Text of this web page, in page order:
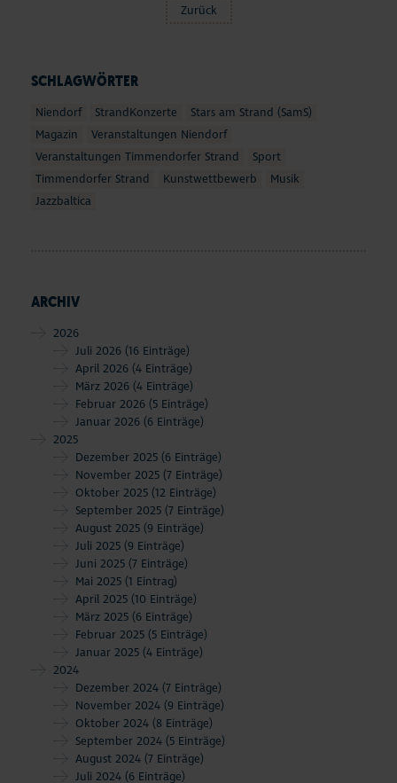
SCHLAGWÖRTER
Niendorf StrandKonzerte
Stars am Strand (SamS)
Magazin
Veranstaltungen Niendorf
Veranstaltungen Timmendorfer Strand
Sport
Timmendorfer Strand
Kunstwettbewerb
Musik
Jazzbaltica
ARCHIV
2026
Juli 2026 (16 Einträge)
April 2026 (4 Einträge)
März 2026 (4 Einträge)
Februar 2026 (5 Einträge)
Januar 2026 (6 Einträge)
2025
Dezember 2025 (6 Einträge)
November 2025 (7 Einträge)
Oktober 2025 (12 Einträge)
September 2025 (7 Einträge)
August 2025 (9 Einträge)
Juli 2025 (9 Einträge)
Juni 2025 (7 Einträge)
Mai 2025 (1 Eintrag)
April 2025 (10 Einträge)
März 2025 (6 Einträge)
Februar 2025 (5 Einträge)
Januar 2025 (4 Einträge)
2024
Dezember 2024 (7 Einträge)
November 2024 (9 Einträge)
Oktober 2024 (8 Einträge)
September 2024 (5 Einträge)
August 2024 (7 Einträge)
Juli 2024 (6 Einträge)
Zurück